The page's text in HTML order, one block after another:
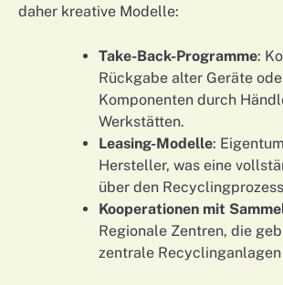
daher kreative Modelle:
Take-Back-Programme:
Rückgabe alter Geräte
Komponenten durch
Werkstätten.
Leasing-Modelle:
Hersteller, was eine
über den
Kooperationen mit
Regionale Zentren, die
zentrale